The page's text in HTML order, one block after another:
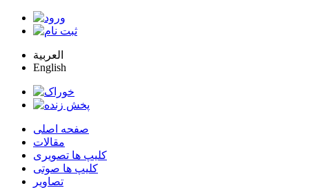
العربية
English
صفحه اصلی
مقالات
کلیپ ها تصویری
کلیپ ها صوتی
تصاویر